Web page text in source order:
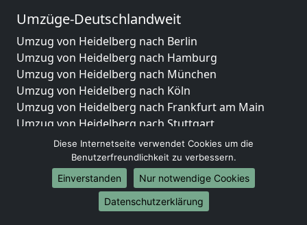
Umzüge-Deutschlandweit
Umzug von Heidelberg nach Berlin
Umzug von Heidelberg nach Hamburg
Umzug von Heidelberg nach München
Umzug von Heidelberg nach Köln
Umzug von Heidelberg nach Frankfurt am Main
Umzug von Heidelberg nach Stuttgart
Umzug von Heidelberg nach Düsseldorf
Umzug von Heidelberg nach Leipzig
Umzug von Heidelberg nach Dortmund
Umzug von Heidelberg nach Essen
Umzug von Heidelberg nach Bremen
Diese Internetseite verwendet Cookies um die
Benutzerfreundlichkeit zu verbessern.
Einverstanden
Nur notwendige Cookies
Datenschutzerklärung